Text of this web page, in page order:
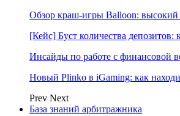
Обзор краш-игры Balloon: высокий
[Кейс] Буст количества
Инсайды по работе с финансовой
Новый Plinko в iGaming: как
Prev Next
База знаний арбитражника